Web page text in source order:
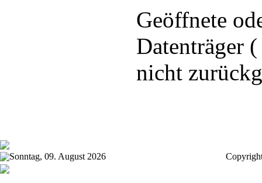
Geöffnete
Datenträger
nicht
Sonntag, 09. August 2026